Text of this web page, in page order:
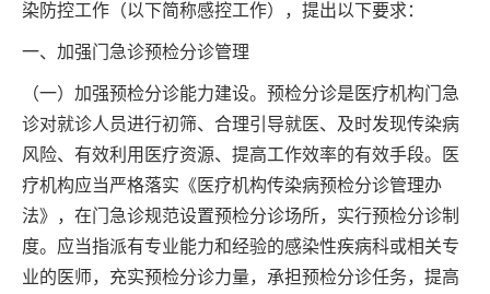
染防控工作（以下简称感控工作），提出以下要求：
一、加强门急诊预检分诊管理
（一）加强预检分诊能力建设。预检分诊是医疗机构门急
诊对就诊人员进行初筛、合理引导就医、及时发现传染病
风险、有效利用医疗资源、提高工作效率的有效手段。医
疗机构应当严格落实《医疗机构传染病预检分诊管理办
法》，在门急诊规范设置预检分诊场所，实行预检分诊制
度。应当指派有专业能力和经验的感染性疾病科或相关专
业的医师，充实预检分诊力量，承担预检分诊任务，提高